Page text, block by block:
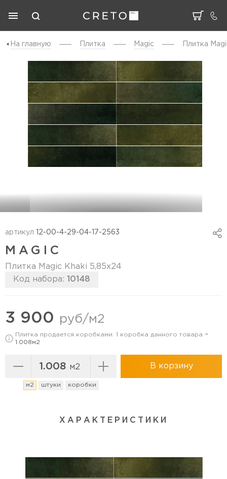
На главную Плитка Magic Плитка
артикул 12-00-4-29-04-17-2563
MAGIC
Перейти в коллекцию
Плитка Magic Khaki 5,85x24
Код набора: 10148
3 900 руб/м2
Плитка продается коробками. 1 коробка данного товара =
1.008м2
м2
м2 штуки коробки
В корзину
ХАРАКТЕРИСТИКИ